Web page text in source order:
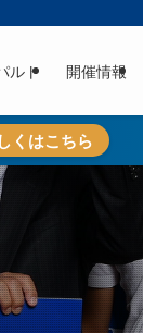
ルト 開催情報
くはこちら